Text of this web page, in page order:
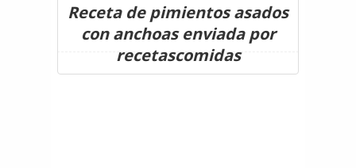
Receta de pimientos asados
con anchoas enviada por
recetascomidas